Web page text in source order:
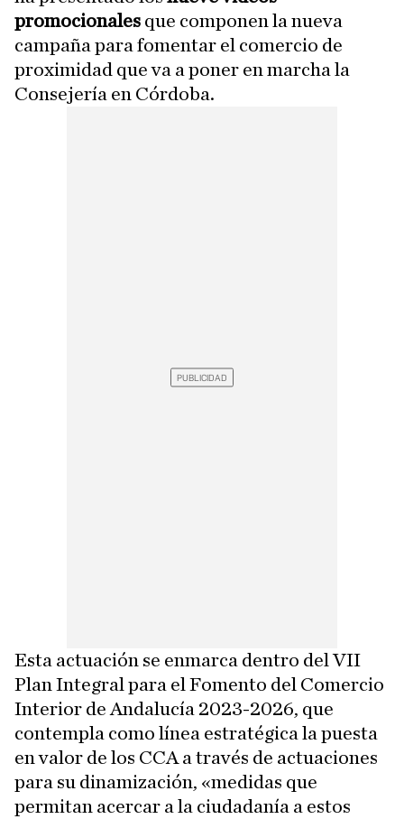
promocionales que componen la nueva
campaña para fomentar el comercio de
proximidad que va a poner en marcha la
Consejería en Córdoba.
Esta actuación se enmarca dentro del VII
Plan Integral para el Fomento del Comercio
Interior de Andalucía 2023-2026, que
contempla como línea estratégica la puesta
en valor de los CCA a través de actuaciones
para su dinamización, «medidas que
permitan acercar a la ciudadanía a estos